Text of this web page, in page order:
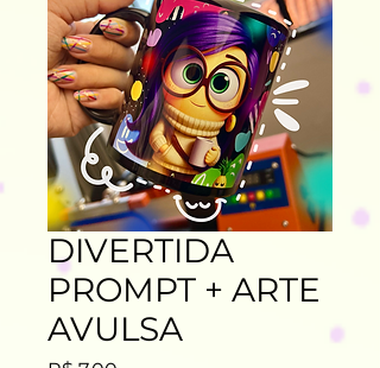
DIVERTIDA
PROMPT + ARTE
AVULSA